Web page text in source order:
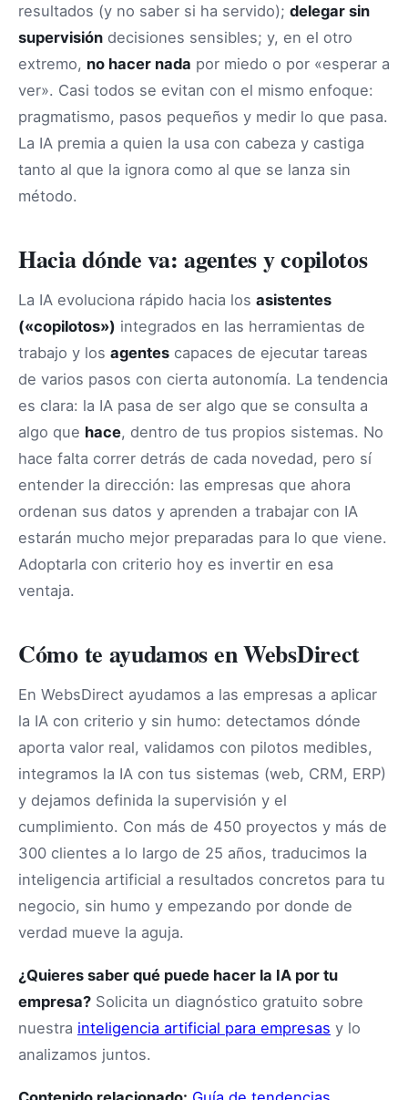
resultados (y no saber si ha servido); delegar sin
supervisión decisiones sensibles; y, en el otro
extremo, no hacer nada por miedo o por «esperar a
ver». Casi todos se evitan con el mismo enfoque:
pragmatismo, pasos pequeños y medir lo que pasa.
La IA premia a quien la usa con cabeza y castiga
tanto al que la ignora como al que se lanza sin
método.
Hacia dónde va: agentes y copilotos
La IA evoluciona rápido hacia los asistentes
(«copilotos») integrados en las herramientas de
trabajo y los agentes capaces de ejecutar tareas
de varios pasos con cierta autonomía. La tendencia
es clara: la IA pasa de ser algo que se consulta a
algo que hace, dentro de tus propios sistemas. No
hace falta correr detrás de cada novedad, pero sí
entender la dirección: las empresas que ahora
ordenan sus datos y aprenden a trabajar con IA
estarán mucho mejor preparadas para lo que viene.
Adoptarla con criterio hoy es invertir en esa
ventaja.
Cómo te ayudamos en WebsDirect
En WebsDirect ayudamos a las empresas a aplicar
la IA con criterio y sin humo: detectamos dónde
aporta valor real, validamos con pilotos medibles,
integramos la IA con tus sistemas (web, CRM, ERP)
y dejamos definida la supervisión y el
cumplimiento. Con más de 450 proyectos y más de
300 clientes a lo largo de 25 años, traducimos la
inteligencia artificial a resultados concretos para tu
negocio, sin humo y empezando por donde de
verdad mueve la aguja.
¿Quieres saber qué puede hacer la IA por tu
empresa? Solicita un diagnóstico gratuito sobre
nuestra inteligencia artificial para empresas y lo
analizamos juntos.